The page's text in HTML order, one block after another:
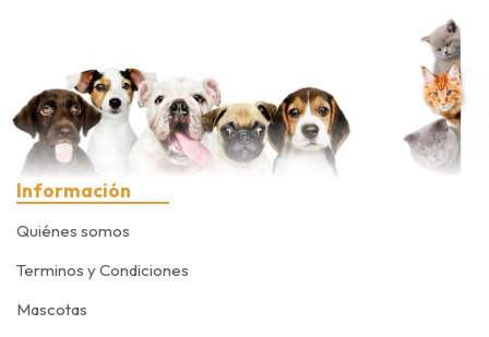
Información
Quiénes somos
Terminos y Condiciones
Mascotas